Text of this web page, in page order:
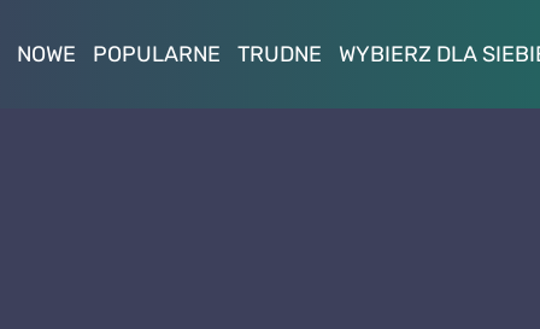
NOWE POPULARNE TRUDNE WYBIERZ DLA